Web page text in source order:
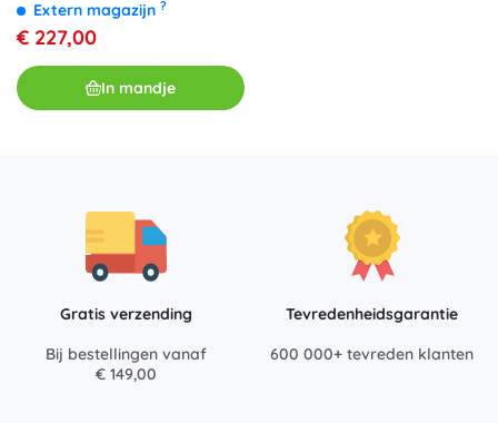
Extern magazijn ?
€ 227,00
In mandje
Gratis verzending
Bij bestellingen vanaf
€ 149,00
Tevredenheidsgarantie
600 000+ tevreden klanten